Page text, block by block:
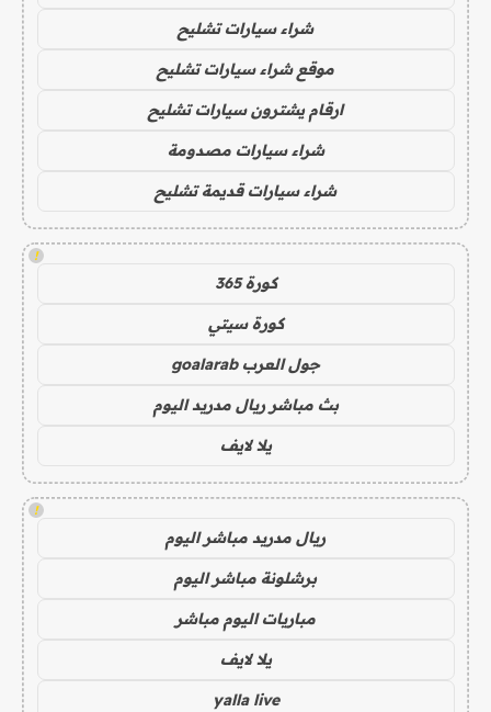
شراء سيارات تشليح
موقع شراء سيارات تشليح
ارقام يشترون سيارات تشليح
شراء سيارات مصدومة
شراء سيارات قديمة تشليح
!
كورة 365
كورة سيتي
جول العرب goalarab
بث مباشر ريال مدريد اليوم
يلا لايف
!
ريال مدريد مباشر اليوم
برشلونة مباشر اليوم
مباريات اليوم مباشر
يلا لايف
yalla live